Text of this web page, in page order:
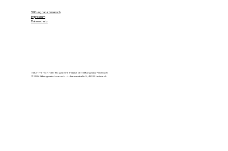
Stiftung natur+mensch
Impressum
Datenschutz
natur+mensch – der Blog ist eine Initiative der Stiftung natur+mensch
© 2024 Stiftung natur+mensch - Johannesstraße 5, 48329 Havixbeck